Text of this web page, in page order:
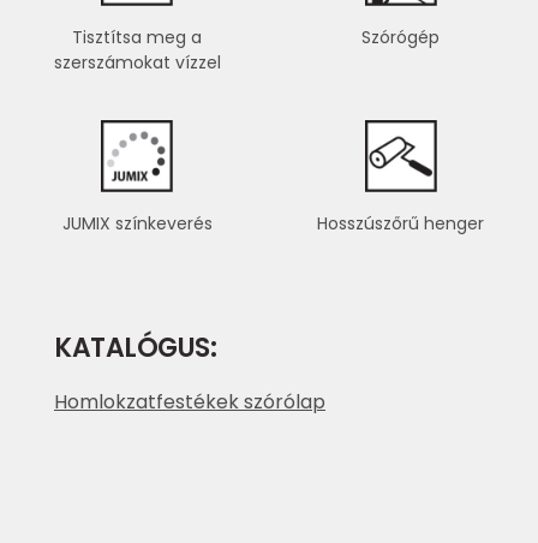
Tisztítsa meg a
szerszámokat vízzel
Szórógép
JUMIX színkeverés Hosszúszőrű henger
KATALÓGUS:
Homlokzatfestékek szórólap